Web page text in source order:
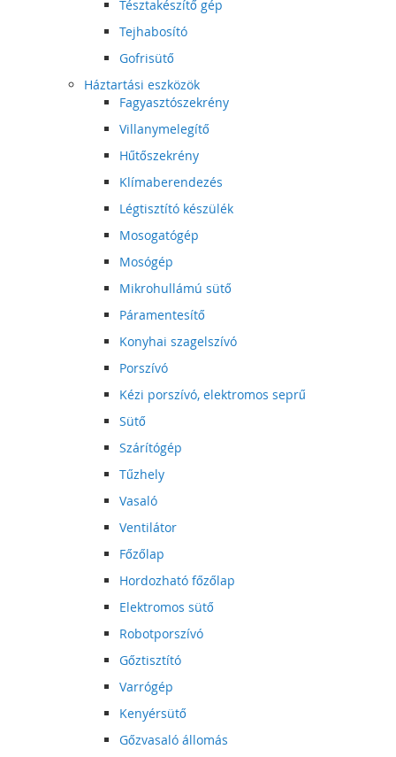
Tésztakészítő gép
Tejhabosító
Gofrisütő
Háztartási eszközök
Fagyasztószekrény
Villanymelegítő
Hűtőszekrény
Klímaberendezés
Légtisztító készülék
Mosogatógép
Mosógép
Mikrohullámú sütő
Páramentesítő
Konyhai szagelszívó
Porszívó
Kézi porszívó, elektromos seprű
Sütő
Szárítógép
Tűzhely
Vasaló
Ventilátor
Főzőlap
Hordozható főzőlap
Elektromos sütő
Robotporszívó
Gőztisztító
Varrógép
Kenyérsütő
Gőzvasaló állomás